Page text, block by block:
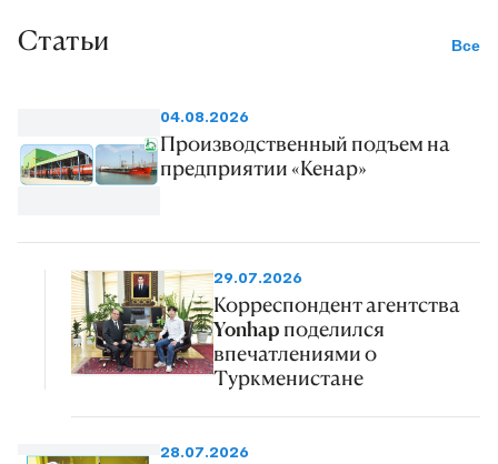
Статьи Все
04.08.2026
Производственный подъем на
предприятии «Кенар»
29.07.2026
Корреспондент агентства
Yonhap поделился
впечатлениями о
Туркменистане
28.07.2026